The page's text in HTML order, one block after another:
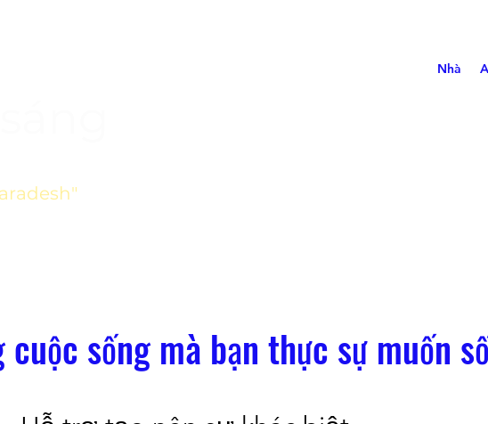
Nhà
cuộc sống mà bạn thực sự muốn